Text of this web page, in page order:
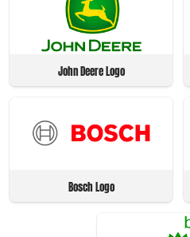
John Deere Logo
Bosch Logo